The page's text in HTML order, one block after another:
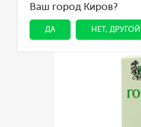
Ваш город Киров?
ДА НЕТ, ДРУГОЙ
Главная Каталог